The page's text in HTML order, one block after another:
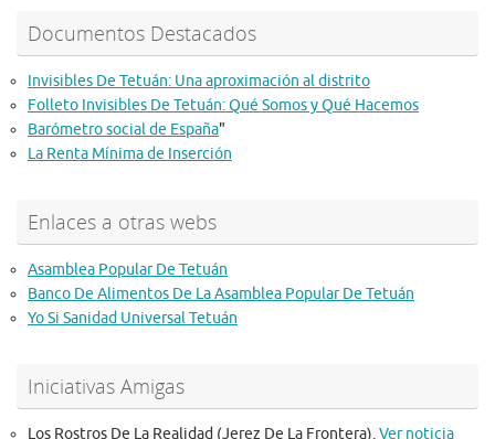
Documentos Destacados
Invisibles De Tetuán: Una aproximación al distrito
Folleto Invisibles De Tetuán: Qué Somos y Qué Hacemos
Barómetro social de España"
La Renta Mínima de Inserción
Enlaces a otras webs
Asamblea Popular De Tetuán
Banco De Alimentos De La Asamblea Popular De Tetuán
Yo Si Sanidad Universal Tetuán
Iniciativas Amigas
Los Rostros De La Realidad (Jerez De La Frontera).Ver noticia